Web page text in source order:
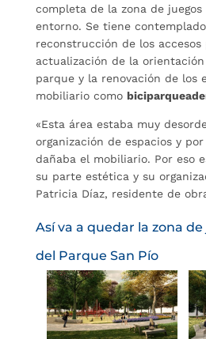
completa de la zona de
entorno. Se tiene
reconstrucción de los accesos
actualización de la
parque y la renovación de los
mobiliario como
«Esta área estaba muy
organización de espacios y
dañaba el mobiliario. Por eso
su parte estética y su
Patricia Díaz, residente de
Así va a quedar la zona
del Parque San Pío